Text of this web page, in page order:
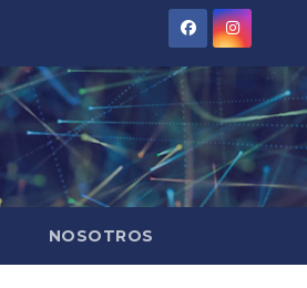
NOSOTROS